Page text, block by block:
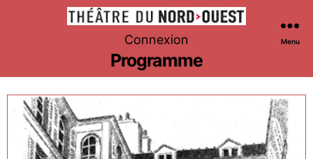
Théâtre
du
Nord-
Ouest
Connexion Menu
Programme